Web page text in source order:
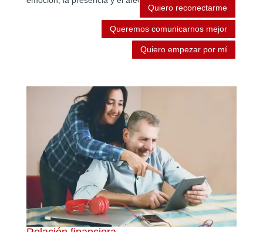
Quiero reconectarme
Queremos comunicarnos mejor
Quiero empezar por mí